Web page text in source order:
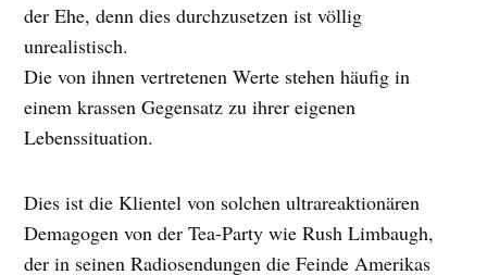
der Ehe, denn dies durchzusetzen ist völlig
unrealistisch.
Die von ihnen vertretenen Werte stehen häufig in
einem krassen Gegensatz zu ihrer eigenen
Lebenssituation.
Dies ist die Klientel von solchen ultrareaktionären
Demagogen von der Tea-Party wie Rush Limbaugh,
der in seinen Radiosendungen die Feinde Amerikas